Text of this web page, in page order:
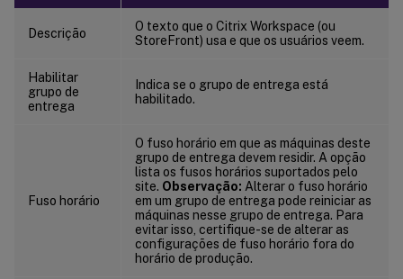
Descrição
O texto que o Citrix Workspace (ou
StoreFront) usa e que os usuários veem.
Habilitar
grupo de
entrega
Indica se o grupo de entrega está
habilitado.
Fuso horário
O fuso horário em que as máquinas deste
grupo de entrega devem residir. A opção
lista os fusos horários suportados pelo
site. Observação: Alterar o fuso horário
em um grupo de entrega pode reiniciar as
máquinas nesse grupo de entrega. Para
evitar isso, certifique-se de alterar as
configurações de fuso horário fora do
horário de produção.